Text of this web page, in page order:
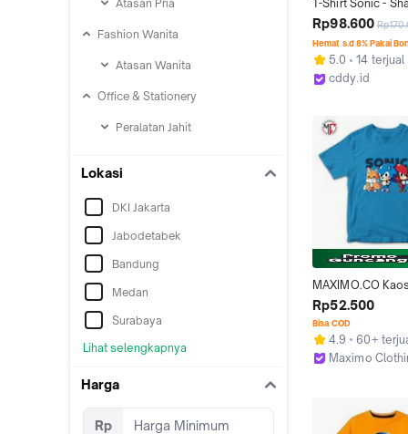
Atasan Pria
Fashion Wanita
Atasan Wanita
Office & Stationery
Peralatan Jahit
Lokasi
DKI Jakarta
Jabodetabek
Bandung
Medan
Surabaya
Lihat selengkapnya
Harga
Rp
T-Shirt Sonic -
-  Kaos Distro
Kain Combed
Pria Wanita
Nyaman Printing
Japan Style - Baju
Keren Jepang
Digital - DS1283
Rp98.600
Hemat s.d 8% Pakai
5.0
14 terjual
cddy.id
MAXIMO.CO
Anak Sonic &
3-12 Tahun
Bahan Katun
Fashion Anak
Nyaman
Rp52.500
Bisa COD
4.9
60+
Maximo